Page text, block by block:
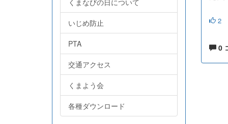
2
0
くまなびの日について
いじめ防止
PTA
交通アクセス
くまよう会
各種ダウンロード